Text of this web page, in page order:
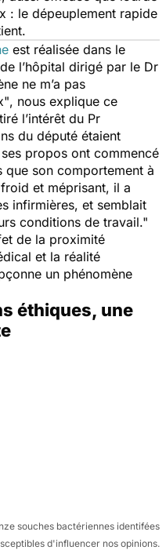
: le dépeuplement rapide
est réalisée dans le
l’hôpital dirigé par le Dr
ne m’a pas
, nous explique ce
l’intérêt du Pr
du député étaient
propos ont commencé
que son comportement à
et méprisant, il a
infirmières, et semblait
conditions de travail."
de la proximité
et la réalité
un phénomène
éthiques, une
souches bactériennes identifées
d'influencer nos opinions.